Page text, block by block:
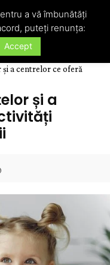
a centrelor ce oferă
și a
a vă îmbunătăți
puteți renunța:
Accept